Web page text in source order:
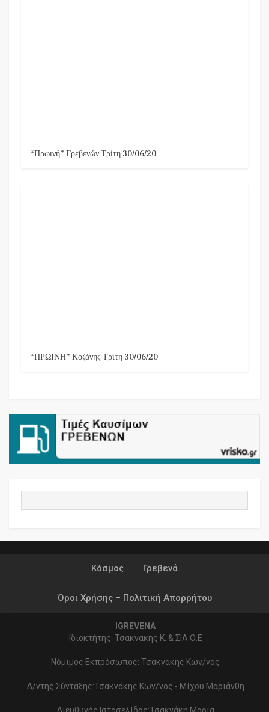
“Πρωινή” Γρεβενών Τρίτη 30/06/20
“ΠΡΩΙΝΗ” Κοζάνης Τρίτη 30/06/20
Κόσμος Γρεβενά
Όροι Χρήσης – Πολιτική Απορρήτου
IGREVENA
Ιδιοκτήτης: Τσακνακης Κ. & ΣΙΑ Ο.Ε
Νόμιμος Εκπρόσωπος: Τσακνάκης Κων/νος
Δ/ντης Σύνταξης:Τσακνάκης Κων/νος - Μίχου Μαριάνθη